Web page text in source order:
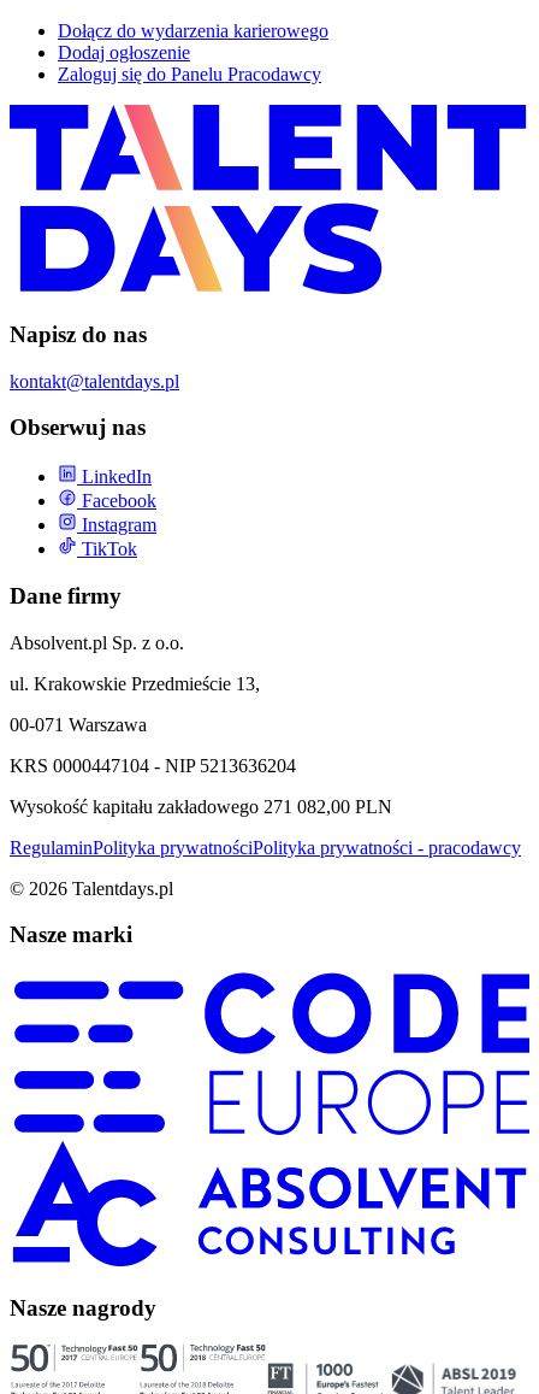
Dołącz do wydarzenia karierowego
Dodaj ogłoszenie
Zaloguj się do Panelu Pracodawcy
Napisz do nas
kontakt@talentdays.pl
Obserwuj nas
LinkedIn
Facebook
Instagram
TikTok
Dane firmy
Absolvent.pl Sp. z o.o.
ul. Krakowskie Przedmieście 13,
00-071 Warszawa
KRS 0000447104 - NIP 5213636204
Wysokość kapitału zakładowego 271 082,00 PLN
RegulaminPolityka prywatnościPolityka prywatności - pracodawcy
© 2026 Talentdays.pl
Nasze marki
Nasze nagrody